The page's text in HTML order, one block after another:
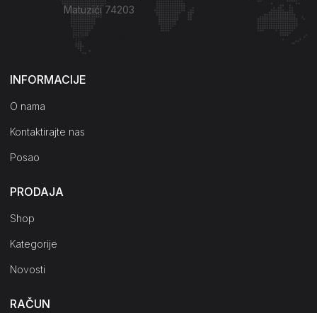
Matuzići 74203
Kako do nas?
INFORMACIJE
O nama
Kontaktirajte nas
Posao
PRODAJA
Shop
Kategorije
Novosti
RAČUN